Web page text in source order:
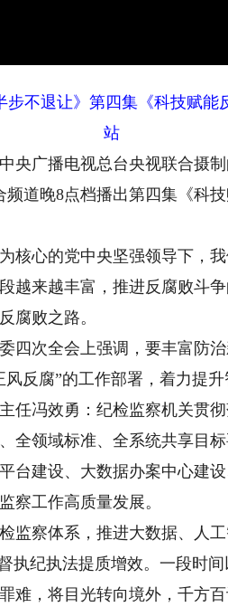
不退让》第四集《科技赋能
站
广播电视总台央视联合摄制
道晚8点档播出第四集《科
心的党中央坚强领导下，我
越来越丰富，推进反腐败斗
腐败之路。
次全会上强调，要丰富防治
反腐”的工作部署，着力提升
冯效勇：纪检监察机关贯彻
全领域标准、全系统共享目
台建设、大数据办案中心建
察工作高质量发展。
察体系，推进大数据、人工
执纪执法提质增效。一段时
难，将目光转向境外，千方